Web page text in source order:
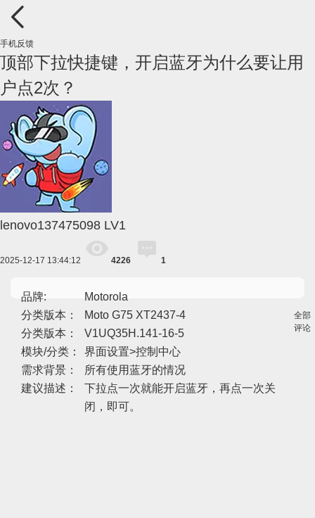
手机反馈
顶部下拉快捷键，开启蓝牙为什么要让用
户点2次？
lenovo137475098 LV1
2025-12-17 13:44:12 4226 1
品牌:
Motorola
分类版本：
Moto G75 XT2437-4
分类版本：
V1UQ35H.141-16-5
模块/分类：
界面设置>控制中心
需求背景：
所有使用蓝牙的情况
建议描述：
下拉点一次就能开启蓝牙，再点一次关
闭，即可。
全部
评论